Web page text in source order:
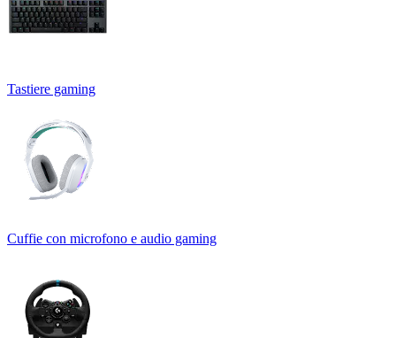
Tastiere gaming
Cuffie con microfono e audio gaming